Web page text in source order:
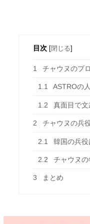
目次 [閉じる]
1 チャウヌのプ
1.1 ASTROの
1.2 真面目で
2 チャウヌの兵
2.1 韓国の兵
2.2 チャウヌ
3 まとめ